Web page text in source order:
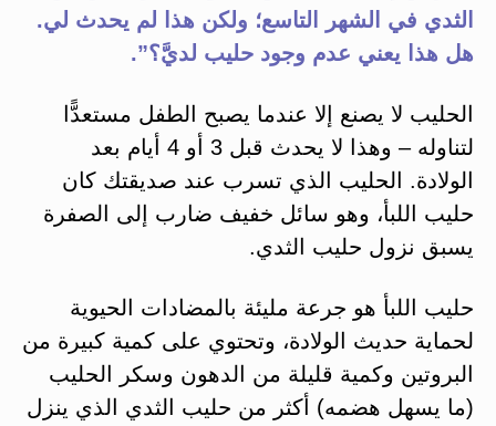
الثدي في الشهر التاسع؛ ولكن هذا لم يحدث لي.
هل هذا يعني عدم وجود حليب لديَّ؟”.
الحليب لا يصنع إلا عندما يصبح الطفل مستعدًّا
لتناوله – وهذا لا يحدث قبل 3 أو 4 أيام بعد
الولادة. الحليب الذي تسرب عند صديقتك كان
حليب اللبأ، وهو سائل خفيف ضارب إلى الصفرة
يسبق نزول حليب الثدي.
حليب اللبأ هو جرعة مليئة بالمضادات الحيوية
لحماية حديث الولادة، وتحتوي على كمية كبيرة من
البروتين وكمية قليلة من الدهون وسكر الحليب
(ما يسهل هضمه) أكثر من حليب الثدي الذي ينزل